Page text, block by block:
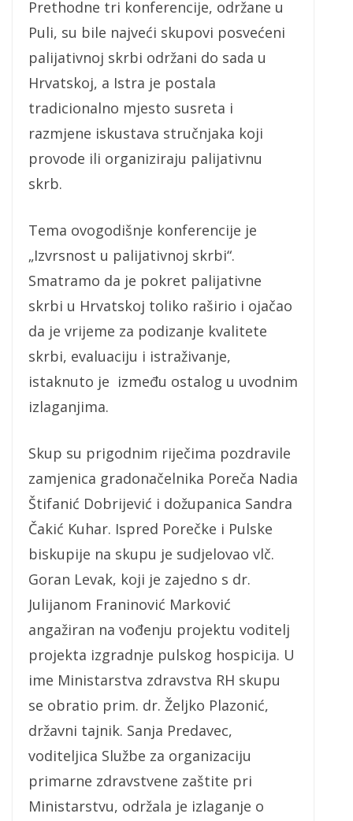
Prethodne tri konferencije, održane u
Puli, su bile najveći skupovi posvećeni
palijativnoj skrbi održani do sada u
Hrvatskoj, a Istra je postala
tradicionalno mjesto susreta i
razmjene iskustava stručnjaka koji
provode ili organiziraju palijativnu
skrb.
Tema ovogodišnje konferencije je
„Izvrsnost u palijativnoj skrbi“.
Smatramo da je pokret palijativne
skrbi u Hrvatskoj toliko raširio i ojačao
da je vrijeme za podizanje kvalitete
skrbi, evaluaciju i istraživanje,
istaknuto je između ostalog u uvodnim
izlaganjima.
Skup su prigodnim riječima pozdravile
zamjenica gradonačelnika Poreča Nadia
Štifanić Dobrijević i dožupanica Sandra
Čakić Kuhar. Ispred Porečke i Pulske
biskupije na skupu je sudjelovao vlč.
Goran Levak, koji je zajedno s dr.
Julijanom Franinović Marković
angažiran na vođenju projektu voditelj
projekta izgradnje pulskog hospicija. U
ime Ministarstva zdravstva RH skupu
se obratio prim. dr. Željko Plazonić,
državni tajnik. Sanja Predavec,
voditeljica Službe za organizaciju
primarne zdravstvene zaštite pri
Ministarstvu, održala je izlaganje o